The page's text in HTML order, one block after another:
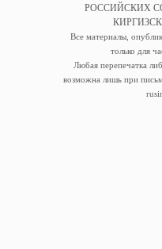
РОССИЙСКИХ
Все материалы,
только для
Любая перепечатка
возможна лишь при